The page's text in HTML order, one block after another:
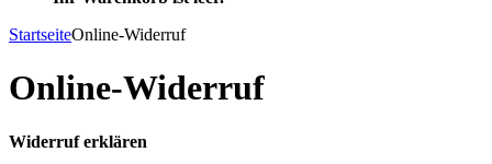
StartseiteOnline-Widerruf
Online-Widerruf
Widerruf erklären